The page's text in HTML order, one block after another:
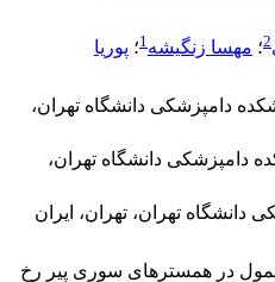
2؛ مهسا زنگیشه1؛ پوریا
دامپزشکی دانشگاه تهران،
دامپزشکی دانشگاه تهران،
دانشگاه تهران، تهران، ایران
در همسترهای سوری پیر رخ